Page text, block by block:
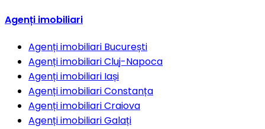
Agenți imobiliari
Agenți imobiliari București
Agenți imobiliariCluj-Napoca
Agenți imobiliari Iași
Agenți imobiliariConstanța
Agenți imobiliariCraiova
Agenți imobiliariGalați